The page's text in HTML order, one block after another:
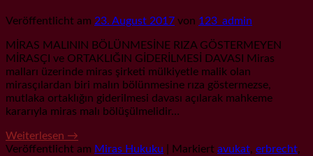
Veröffentlicht am 23. August 2017 von 123_admin
MİRAS MALININ BÖLÜNMESİNE RIZA GÖSTERMEYEN
MİRASÇI ve ORTAKLIĞIN GİDERİLMESİ DAVASI Miras
malları üzerinde miras şirketi mülkiyetle malik olan
mirasçılardan biri malın bölünmesine rıza göstermezse,
mutlaka ortaklığın giderilmesi davası açılarak mahkeme
kararıyla miras malı bölüşülmelidir…
Weiterlesen →
Veröffentlicht am Miras Hukuku Markiert avukat, erbrecht,